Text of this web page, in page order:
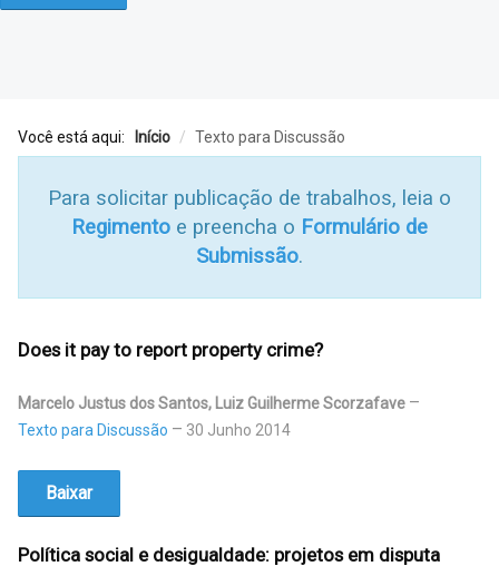
Você está aqui: Início / Texto para Discussão
Para solicitar publicação de trabalhos, leia o
Regimento e preencha o Formulário de
Submissão.
Does it pay to report property crime?
Marcelo Justus dos Santos, Luiz Guilherme Scorzafave
Texto para Discussão
30 Junho 2014
Baixar
Política social e desigualdade: projetos em disputa